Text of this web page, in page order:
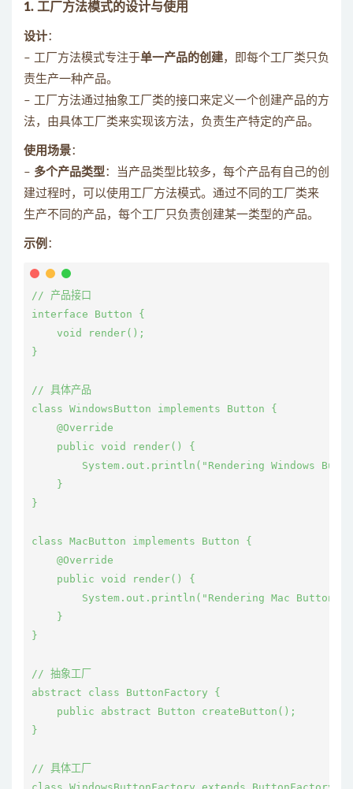
1. 工厂方法模式的设计与使用
设计：
– 工厂方法模式专注于单一产品的创建，即每个工厂类只负
责生产一种产品。
– 工厂方法通过抽象工厂类的接口来定义一个创建产品的方
法，由具体工厂类来实现该方法，负责生产特定的产品。
使用场景：
– 多个产品类型：当产品类型比较多，每个产品有自己的创
建过程时，可以使用工厂方法模式。通过不同的工厂类来
生产不同的产品，每个工厂只负责创建某一类型的产品。
示例 ：
// 产品接口
interface Button {
    void render();
}
// 具体产品
class WindowsButton implements Button {
    @Override
    public void render() {
System.out.println("Rendering Windows
    }
}
class MacButton implements Button {
    @Override
    public void render() {
        System.out.println("Rendering Mac Button");
    }
}
// 抽象工厂
abstract class ButtonFactory {
    public abstract Button createButton();
}
// 具体工厂